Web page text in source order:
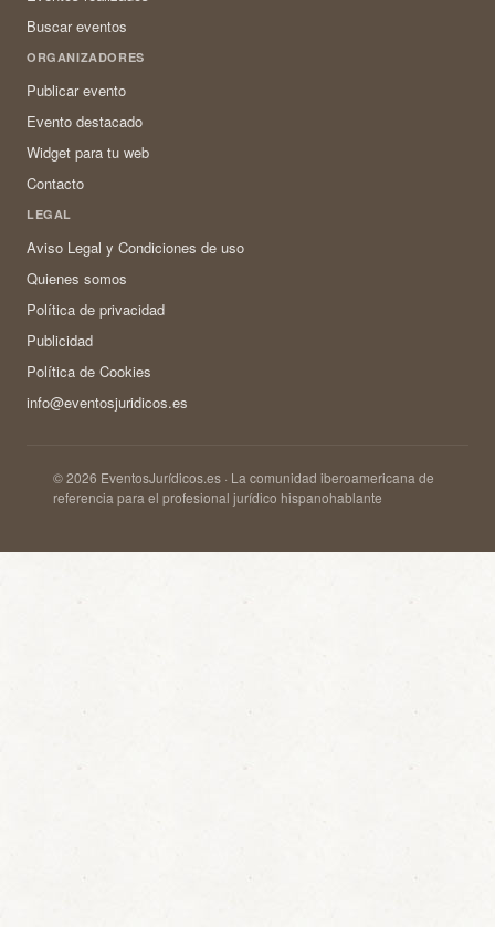
Buscar eventos
ORGANIZADORES
Publicar evento
Evento destacado
Widget para tu web
Contacto
LEGAL
Aviso Legal y Condiciones de uso
Quienes somos
Política de privacidad
Publicidad
Política de Cookies
info@eventosjuridicos.es
© 2026 EventosJurídicos.es · La comunidad iberoamericana de
referencia para el profesional jurídico hispanohablante